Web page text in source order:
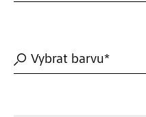
Vybrat barvu*